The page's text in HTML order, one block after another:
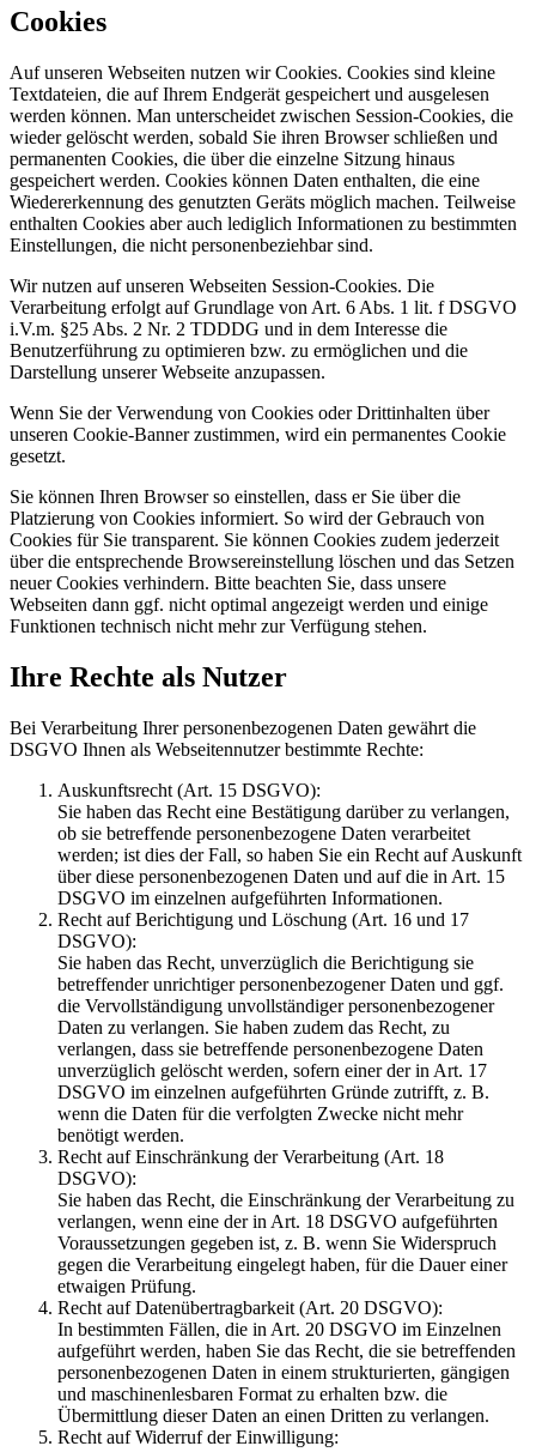
Cookies
Auf unseren Webseiten nutzen wir Cookies. Cookies sind kleine
Textdateien, die auf Ihrem Endgerät gespeichert und ausgelesen
werden können. Man unterscheidet zwischen Session-Cookies, die
wieder gelöscht werden, sobald Sie ihren Browser schließen und
permanenten Cookies, die über die einzelne Sitzung hinaus
gespeichert werden. Cookies können Daten enthalten, die eine
Wiedererkennung des genutzten Geräts möglich machen. Teilweise
enthalten Cookies aber auch lediglich Informationen zu bestimmten
Einstellungen, die nicht personenbeziehbar sind.
Wir nutzen auf unseren Webseiten Session-Cookies. Die
Verarbeitung erfolgt auf Grundlage von Art. 6 Abs. 1 lit. f DSGVO
i.V.m. §25 Abs. 2 Nr. 2 TDDDG und in dem Interesse die
Benutzerführung zu optimieren bzw. zu ermöglichen und die
Darstellung unserer Webseite anzupassen.
Wenn Sie der Verwendung von Cookies oder Drittinhalten über
unseren Cookie-Banner zustimmen, wird ein permanentes Cookie
gesetzt.
Sie können Ihren Browser so einstellen, dass er Sie über die
Platzierung von Cookies informiert. So wird der Gebrauch von
Cookies für Sie transparent. Sie können Cookies zudem jederzeit
über die entsprechende Browsereinstellung löschen und das Setzen
neuer Cookies verhindern. Bitte beachten Sie, dass unsere
Webseiten dann ggf. nicht optimal angezeigt werden und einige
Funktionen technisch nicht mehr zur Verfügung stehen.
Ihre Rechte als Nutzer
Bei Verarbeitung Ihrer personenbezogenen Daten gewährt die
DSGVO Ihnen als Webseitennutzer bestimmte Rechte:
Auskunftsrecht (Art. 15 DSGVO):
Sie haben das Recht eine Bestätigung darüber zu verlangen,
ob sie betreffende personenbezogene Daten verarbeitet
werden; ist dies der Fall, so haben Sie ein Recht auf Auskunft
über diese personenbezogenen Daten und auf die in Art. 15
DSGVO im einzelnen aufgeführten Informationen.
Recht auf Berichtigung und Löschung (Art. 16 und 17
DSGVO):
Sie haben das Recht, unverzüglich die Berichtigung sie
betreffender unrichtiger personenbezogener Daten und ggf.
die Vervollständigung unvollständiger personenbezogener
Daten zu verlangen. Sie haben zudem das Recht, zu
verlangen, dass sie betreffende personenbezogene Daten
unverzüglich gelöscht werden, sofern einer der in Art. 17
DSGVO im einzelnen aufgeführten Gründe zutrifft, z. B.
wenn die Daten für die verfolgten Zwecke nicht mehr
benötigt werden.
Recht auf Einschränkung der Verarbeitung (Art. 18
DSGVO):
Sie haben das Recht, die Einschränkung der Verarbeitung zu
verlangen, wenn eine der in Art. 18 DSGVO aufgeführten
Voraussetzungen gegeben ist, z. B. wenn Sie Widerspruch
gegen die Verarbeitung eingelegt haben, für die Dauer einer
etwaigen Prüfung.
Recht auf Datenübertragbarkeit (Art. 20 DSGVO):
In bestimmten Fällen, die in Art. 20 DSGVO im Einzelnen
aufgeführt werden, haben Sie das Recht, die sie betreffenden
personenbezogenen Daten in einem strukturierten, gängigen
und maschinenlesbaren Format zu erhalten bzw. die
Übermittlung dieser Daten an einen Dritten zu verlangen.
Recht auf Widerruf der Einwilligung: